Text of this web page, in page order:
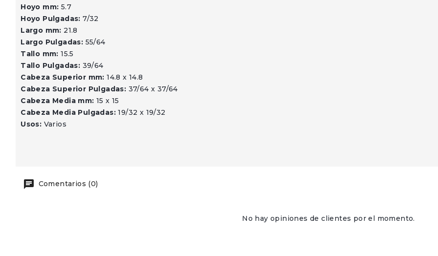
Hoyo mm: 5.7
Hoyo Pulgadas:7/32
Largo mm: 21.8
Largo Pulgadas: 55/64
Tallo mm:15.5
Tallo Pulgadas: 39/64
Cabeza Superior mm:14.8 x 14.8
Cabeza Superior Pulgadas: 37/64 x 37/64
Cabeza Media mm: 15 x 15
Cabeza Media Pulgadas:19/32 x 19/32
Usos: Varios
Comentarios (0)
No hay opiniones de clientes por el momento.